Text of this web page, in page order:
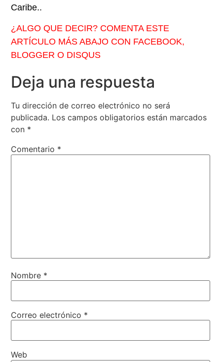
Caribe..
¿ALGO QUE DECIR? COMENTA ESTE
ARTÍCULO MÁS ABAJO CON FACEBOOK,
BLOGGER O DISQUS
Deja una respuesta
Tu dirección de correo electrónico no será
publicada. Los campos obligatorios están marcados
con *
Comentario *
Nombre *
Correo electrónico *
Web